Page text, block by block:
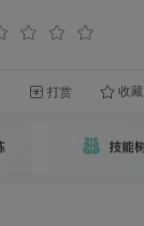
打赏 收藏